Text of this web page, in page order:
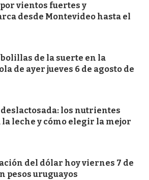
vientos fuertes y
desde Montevideo hasta el
de la suerte en la
de ayer jueves 6 de agosto de
deslactosada: los nutrientes
la leche y cómo elegir la mejor
del dólar hoy viernes 7 de
pesos uruguayos